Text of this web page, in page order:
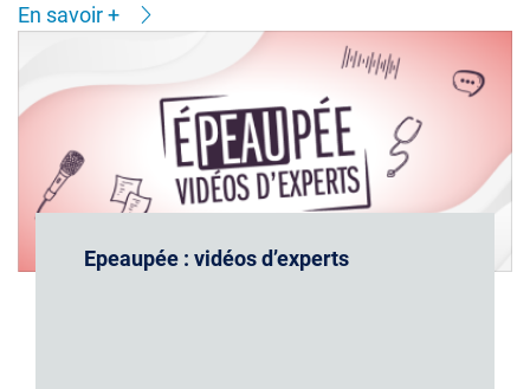
En savoir +
Epeaupée : vidéos d’experts